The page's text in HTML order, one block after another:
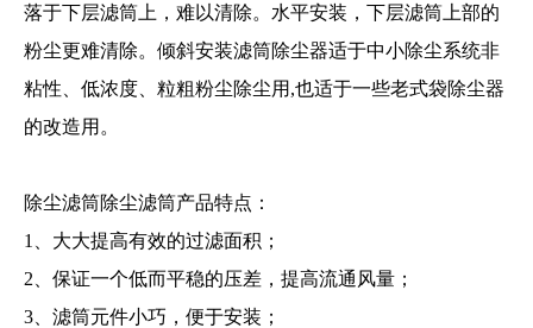
1 2
落于下层滤筒上，难以清除。水平安装，下层滤筒上部的
粉尘更难清除。倾斜安装滤筒除尘器适于中小除尘系统非
粘性、低浓度、粒粗粉尘除尘用,也适于一些老式袋除尘器
的改造用。
除尘滤筒除尘滤筒产品特点：
1、大大提高有效的过滤面积；
2、保证一个低而平稳的压差，提高流通风量；
3、滤筒元件小巧，便于安装；